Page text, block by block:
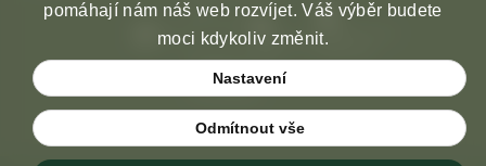
pomáhají nám náš web rozvíjet. Váš výběr budete
moci kdykoliv změnit.
Nastavení
Odmítnout vše